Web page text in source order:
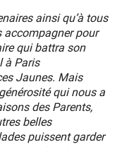
ainsi qu’à tous
accompagner pour
qui battra son
à Paris
Jaunes. Mais
qui nous a
des Parents,
belles
puissent garder